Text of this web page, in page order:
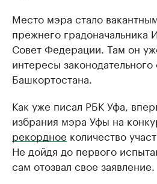
Место мэра стало
прежнего градоначальника
Совет Федерации. Там он
интересы
Башкортостана.
Как уже писал РБК Уфа,
избрания мэра Уфы на
рекордное количество
Не дойдя до первого
сам отозвал свое заявление.